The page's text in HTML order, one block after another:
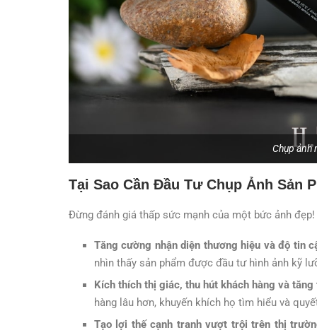
Chụp ảnh
Tại Sao Cần Đầu Tư Chụp Ảnh Sản
Đừng đánh giá thấp sức mạnh của một bức ảnh
Tăng cường nhận diện thương hiệu và độ tin
nhìn thấy sản phẩm được đầu tư hình ảnh kỹ
Kích thích thị giác, thu hút khách hàng và
hàng lâu hơn, khuyến khích họ tìm hiểu và
Tạo lợi thế cạnh tranh vượt trội trên thị